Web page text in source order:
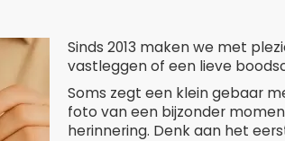
Sinds 2013 maken we met
vastleggen of een lieve
Soms zegt een klein gebaar
foto van een bijzonder
herinnering. Denk aan het